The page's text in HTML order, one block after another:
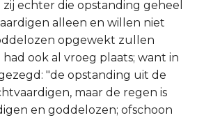
echter die opstanding geheel
alleen en willen niet
opgewekt zullen
ook al vroeg plaats; want in
"de opstanding uit de
maar de regen is
en goddelozen; ofschoon